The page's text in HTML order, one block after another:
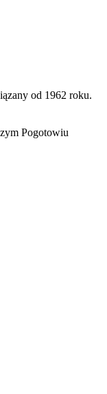
od 1962 roku.
Pogotowiu